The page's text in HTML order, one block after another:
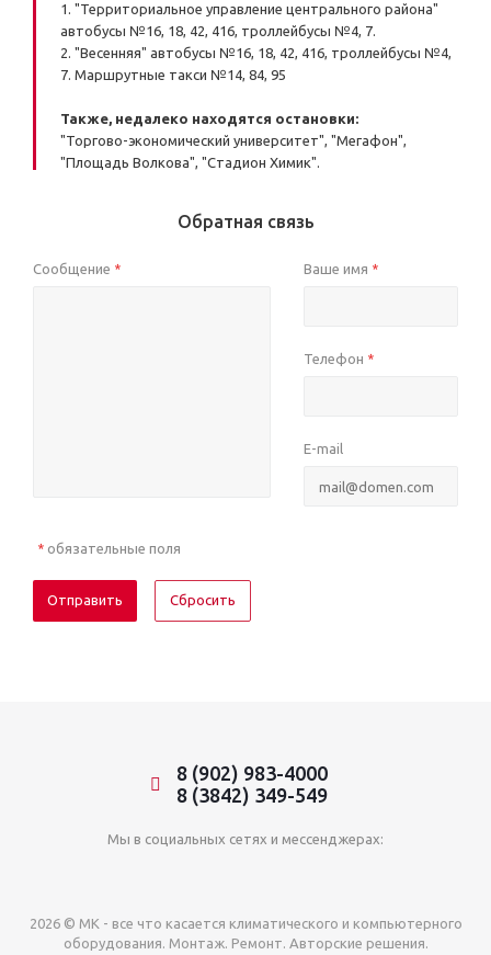
1. "Территориальное управление центрального района"
автобусы №16, 18, 42, 416, троллейбусы №4, 7.
2. "Весенняя" автобусы №16, 18, 42, 416, троллейбусы №4,
7. Маршрутные такси №14, 84, 95
Также, недалеко находятся остановки:
"Торгово-экономический университет", "Мегафон",
"Площадь Волкова", "Стадион Химик".
Обратная связь
Сообщение * Ваше имя *
Телефон *
E-mail
* обязательные поля
Сбросить
8 (902) 983-4000
8 (3842) 349-549
Мы в социальных сетях и мессенджерах:
2026 © МК - все что касается климатического и компьютерного
оборудования. Монтаж. Ремонт. Авторские решения.